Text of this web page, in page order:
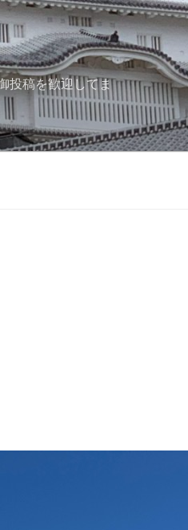
投稿を歓迎してま